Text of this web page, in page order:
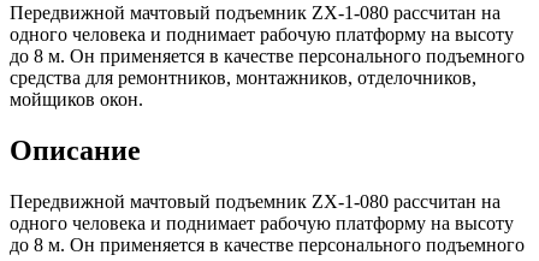
Передвижной мачтовый подъемник ZX-1-080 рассчитан на
одного человека и поднимает рабочую платформу на высоту
до 8 м. Он применяется в качестве персонального подъемного
средства для ремонтников, монтажников, отделочников,
мойщиков окон.
Описание
Передвижной мачтовый подъемник ZX-1-080 рассчитан на
одного человека и поднимает рабочую платформу на высоту
до 8 м. Он применяется в качестве персонального подъемного